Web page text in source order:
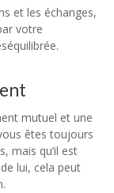
et les échanges,
votre
mutuel et une
êtes toujours
mais qu’il est
lui, cela peut